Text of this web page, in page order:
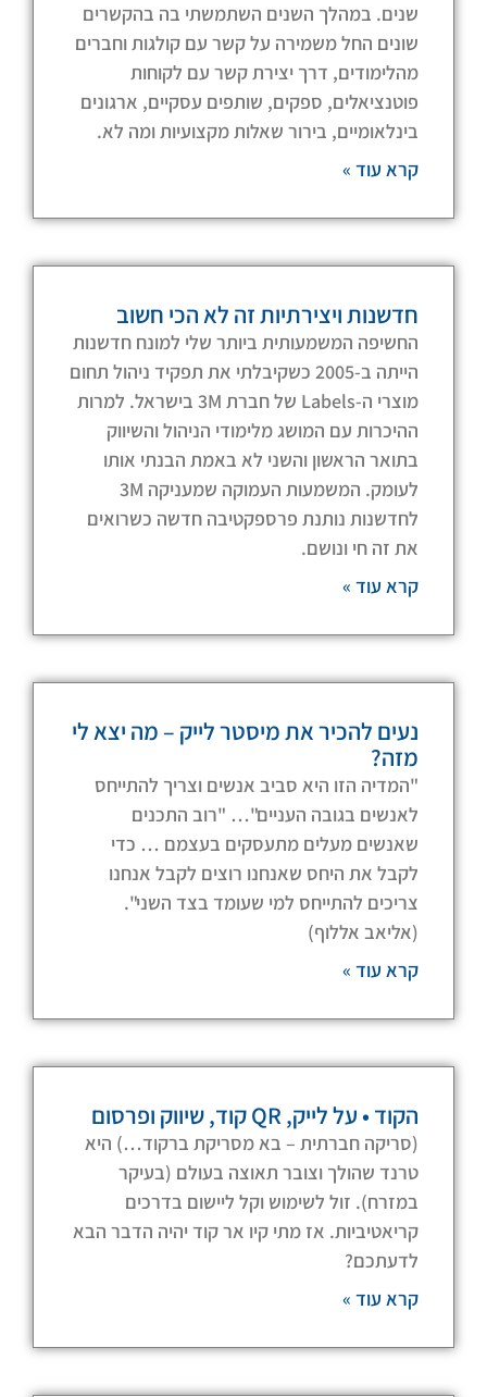
שנים. במהלך השנים השתמשתי בה בהקשרים
שונים החל משמירה על קשר עם קולגות וחברים
מהלימודים, דרך יצירת קשר עם לקוחות
פוטנציאלים, ספקים, שותפים עסקיים, ארגונים
בינלאומיים, בירור שאלות מקצועיות ומה לא.
קרא עוד »
חדשנות ויצירתיות זה לא הכי חשוב
החשיפה המשמעותית ביותר שלי למונח חדשנות
הייתה ב-2005 כשקיבלתי את תפקיד ניהול תחום
מוצרי ה-Labels של חברת 3M בישראל. למרות
ההיכרות עם המושג מלימודי הניהול והשיווק
בתואר הראשון והשני לא באמת הבנתי אותו
לעומק. המשמעות העמוקה שמעניקה 3M
לחדשנות נותנת פרספקטיבה חדשה כשרואים
את זה חי ונושם.
קרא עוד »
נעים להכיר את מיסטר לייק – מה יצא לי
מזה?
"המדיה הזו היא סביב אנשים וצריך להתייחס
לאנשים בגובה העניים"… "רוב התכנים
שאנשים מעלים מתעסקים בעצמם … כדי
לקבל את היחס שאנחנו רוצים לקבל אנחנו
צריכים להתייחס למי שעומד בצד השני".
(אליאב אללוף)
קרא עוד »
הקוד • על לייק, QR קוד, שיווק ופרסום
(סריקה חברתית – בא מסריקת ברקוד…) היא
טרנד שהולך וצובר תאוצה בעולם (בעיקר
במזרח). זול לשימוש וקל ליישום בדרכים
קריאטיביות. אז מתי קיו אר קוד יהיה הדבר הבא
לדעתכם?
קרא עוד »
מ
ו
ד
מ
ו
ד
מ
ו
מ
ו
מ
ו
מ
ו
מ
ו